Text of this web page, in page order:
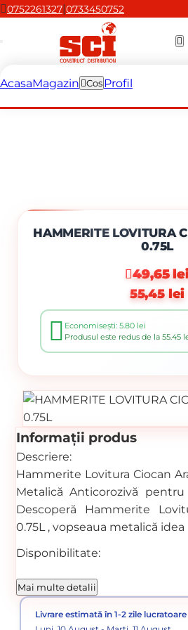
0752261327|0733450752
AcasaMagazin CosProfil
HAMMERITE LOVITURA
0.75L
49,65
55,45 lei
Economisești: 5.80 lei
Produsul este redus de la 55.45
Informații produs
Descriere:
Hammerite Lovitura Ciocan
Metalică Anticorozivă
Descoperă Hammerite
0.75L , vopseaua metalică idea
Disponibilitate:
Cod produs:
Categorii:
PE BAZA PE BAZA Vopsele
Mai multe detalii
Livrare estimată în 1-2 zile lucratoare